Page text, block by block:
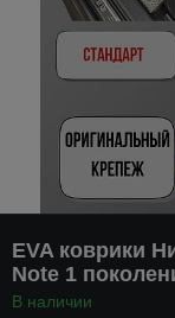
EVA коврики
Note 1
В наличии